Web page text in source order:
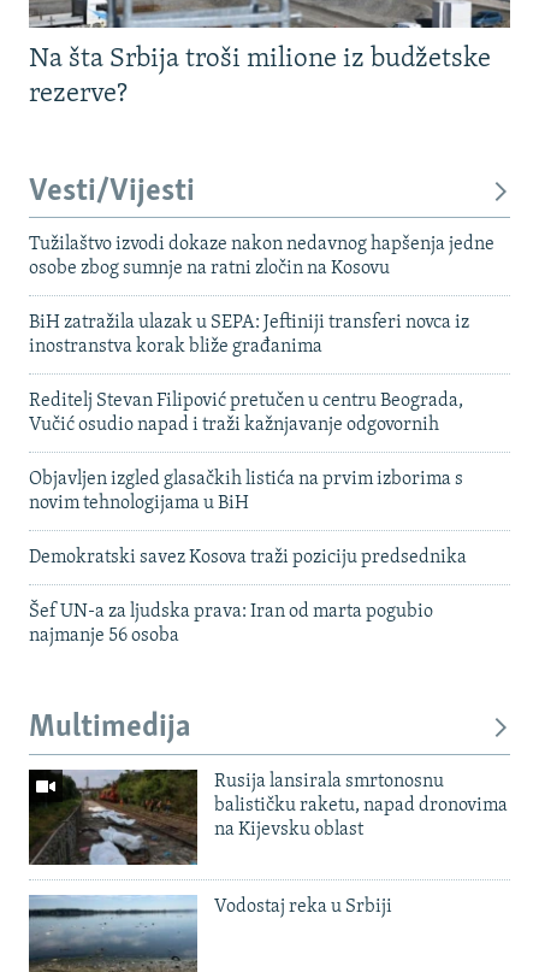
Na šta Srbija troši milione iz budžetske
rezerve?
Vesti/Vijesti
Tužilaštvo izvodi dokaze nakon nedavnog hapšenja jedne
osobe zbog sumnje na ratni zločin na Kosovu
BiH zatražila ulazak u SEPA: Jeftiniji transferi novca iz
inostranstva korak bliže građanima
Reditelj Stevan Filipović pretučen u centru Beograda,
Vučić osudio napad i traži kažnjavanje odgovornih
Objavljen izgled glasačkih listića na prvim izborima s
novim tehnologijama u BiH
Demokratski savez Kosova traži poziciju predsednika
Šef UN-a za ljudska prava: Iran od marta pogubio
najmanje 56 osoba
Multimedija
Rusija lansirala smrtonosnu
balističku raketu, napad dronovima
na Kijevsku oblast
Vodostaj reka u Srbiji